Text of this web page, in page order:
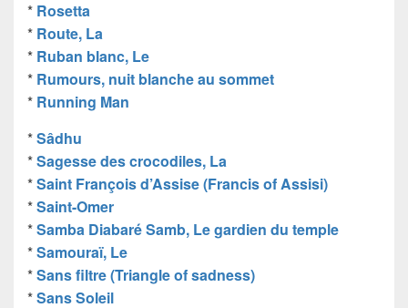
* Rosetta
* Route, La
* Ruban blanc, Le
* Rumours, nuit blanche au sommet
* Running Man
*Sâdhu
*Sagesse des crocodiles, La
*Saint François d’Assise (Francis of Assisi)
*Saint-Omer
*Samba Diabaré Samb, Le gardien du temple
*Samouraï, Le
*Sans filtre (Triangle of sadness)
*Sans Soleil